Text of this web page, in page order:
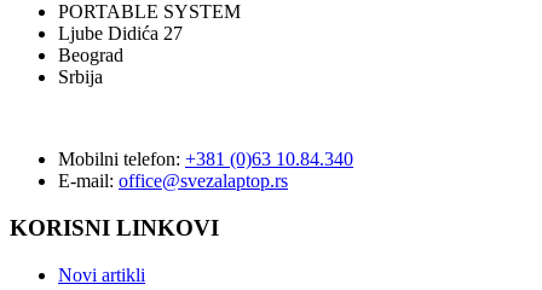
PORTABLE SYSTEM
Ljube Didića 27
Beograd
Srbija
Mobilni telefon: +381 (0)63 10.84.340
E-mail: office@svezalaptop.rs
KORISNI LINKOVI
Novi artikli